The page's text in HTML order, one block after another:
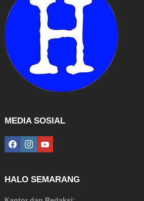
MEDIA SOSIAL
facebookinstagramyoutube
HALO SEMARANG